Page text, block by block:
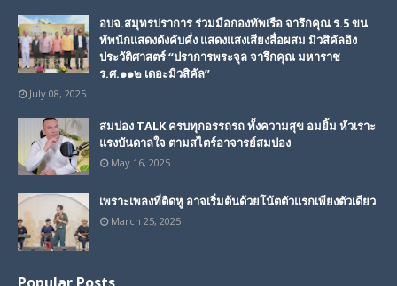
อบจ.สมุทรปราการ ร่วมมือกองทัพเรือ จารึกคุณ ร.5 ขน
ทัพนักแสดงดังคับคั่ง แสดงแสงเสียงสื่อผสม มิวสิคัลอิง
ประวัติศาสตร์ “ปราการพระจุล จารึกคุณ มหาราช
ร.ศ.๑๑๒ เดอะมิวสิคัล”
July 08, 2025
สมปอง TALK ครบทุกอรรถรถ ทั้งความสุข อมยิ้ม หัวเราะ
แรงบันดาลใจ ตามสไตร์อาจารย์สมปอง
May 16, 2025
เพราะเพลงที่ติดหู อาจเริ่มต้นด้วยโน้ตตัวแรกเพียงตัวเดียว
March 25, 2025